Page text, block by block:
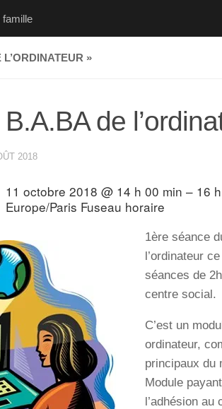
famille
»
de
2018
11 octobre 2018 @ 14 h 00 min – 16
Europe/Paris Fuseau horaire
1ère séance
l’ordinateur
séances de
centre social.
C’est un
ordinateur,
principaux du
Module
l’adhésion au